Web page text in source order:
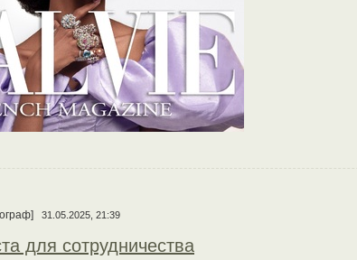
31.05.2025, 21:39
для сотрудничества